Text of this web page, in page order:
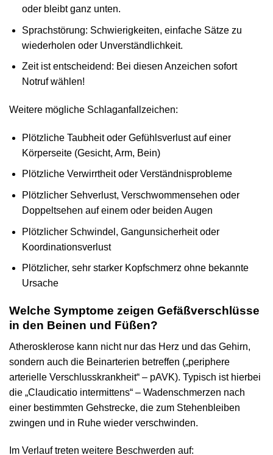
oder bleibt ganz unten.
Sprachstörung: Schwierigkeiten, einfache Sätze zu
wiederholen oder Unverständlichkeit.
Zeit ist entscheidend: Bei diesen Anzeichen sofort
Notruf wählen!
Weitere mögliche Schlaganfallzeichen:
Plötzliche Taubheit oder Gefühlsverlust auf einer
Körperseite (Gesicht, Arm, Bein)
Plötzliche Verwirrtheit oder Verständnisprobleme
Plötzlicher Sehverlust, Verschwommensehen oder
Doppeltsehen auf einem oder beiden Augen
Plötzlicher Schwindel, Gangunsicherheit oder
Koordinationsverlust
Plötzlicher, sehr starker Kopfschmerz ohne bekannte
Ursache
Welche Symptome zeigen Gefäßverschlüsse
in den Beinen und Füßen?
Atherosklerose kann nicht nur das Herz und das Gehirn,
sondern auch die Beinarterien betreffen („periphere
arterielle Verschlusskrankheit“ – pAVK). Typisch ist hierbei
die „Claudicatio intermittens“ – Wadenschmerzen nach
einer bestimmten Gehstrecke, die zum Stehenbleiben
zwingen und in Ruhe wieder verschwinden.
Im Verlauf treten weitere Beschwerden auf: